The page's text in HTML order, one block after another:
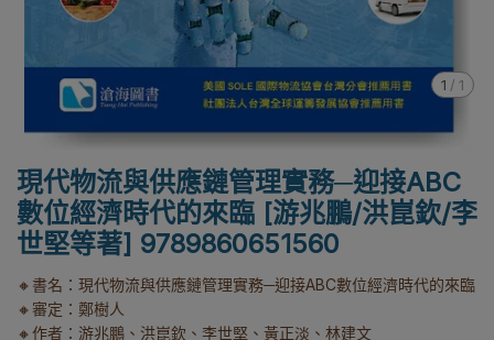
1 / 1
現代物流與供應鏈管理實務─迎接ABC
數位經濟時代的來臨 [游兆鵬/洪崑欽/李
世堅等著] 9789860651560
🔸書名：現代物流與供應鏈管理實務─迎接ABC數位經濟時代的來臨
🔸審定：鄭樹人
🔸作者：游兆鵬、洪崑欽、李世堅、黃正淡、林建文